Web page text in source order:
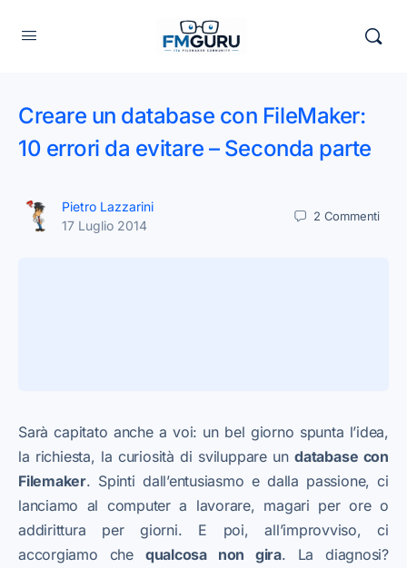
Creare un database con FileMaker:
10 errori da evitare – Seconda parte
Pietro Lazzarini
17 Luglio 2014
2 Commenti
Sarà capitato anche a voi: un bel giorno spunta l’idea,
la richiesta, la curiosità di sviluppare undatabase con
Filemaker. Spinti dall’entusiasmo e dalla passione, ci
lanciamo al computer a lavorare, magari per ore o
addirittura per giorni. E poi, all’improvviso, ci
accorgiamo che qualcosa non gira. La diagnosi?